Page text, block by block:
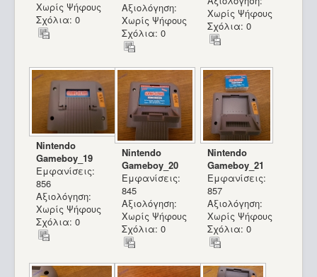
Χωρίς Ψήφους
Σχόλια: 0
Αξιολόγηση:
Χωρίς Ψήφους
Σχόλια: 0
Χωρίς Ψήφους
Σχόλια: 0
Nintendo
Gameboy_19
Εμφανίσεις:
856
Αξιολόγηση:
Χωρίς Ψήφους
Σχόλια: 0
Nintendo
Gameboy_20
Εμφανίσεις:
845
Αξιολόγηση:
Χωρίς Ψήφους
Σχόλια: 0
Nintendo
Gameboy_21
Εμφανίσεις:
857
Αξιολόγηση:
Χωρίς Ψήφους
Σχόλια: 0